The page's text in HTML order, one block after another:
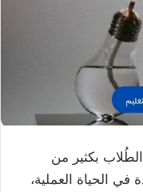
بكثير من
في الحياة العملية،